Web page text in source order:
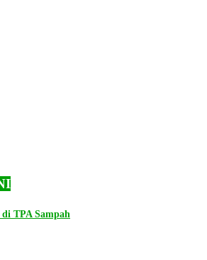
TPA Sampah